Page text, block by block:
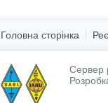
Головна сторінка
Сервер